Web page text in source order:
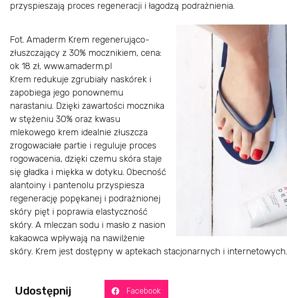
przyspieszają proces regeneracji i łagodzą podrażnienia.
Fot. Amaderm Krem regenerująco-
złuszczający z 30% mocznikiem, cena:
ok 18 zł, www.amaderm.pl
Krem redukuje zgrubiały naskórek i
zapobiega jego ponownemu
narastaniu. Dzięki zawartości mocznika
w stężeniu 30% oraz kwasu
mlekowego krem idealnie złuszcza
zrogowaciałe partie i reguluje proces
rogowacenia, dzięki czemu skóra staje
się gładka i miękka w dotyku. Obecność
alantoiny i pantenolu przyspiesza
regenerację popękanej i podrażnionej
skóry pięt i poprawia elastyczność
skóry. A mleczan sodu i masło z nasion
kakaowca wpływają na nawilżenie
skóry. Krem jest dostępny w aptekach stacjonarnych i internetowych.
Udostępnij Facebook